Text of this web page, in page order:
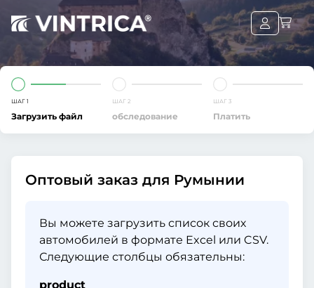
ШАГ 1
Загрузить файл
ШАГ 2
обследование
ШАГ 3
Платить
Оптовый заказ для Румынии
Вы можете загрузить список своих
автомобилей в формате Excel или CSV.
Следующие столбцы обязательны:
product